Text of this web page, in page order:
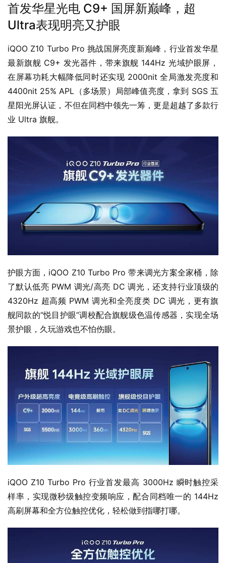
首发华星光电 C9+ 国屏新巅峰，超
Ultra表现明亮又护眼
iQOO Z10 Turbo Pro 挑战国屏亮度新巅峰，行业首发华星
最新旗舰 C9+ 发光器件，带来旗舰 144Hz 光域护眼屏，
在屏幕功耗大幅降低同时还实现 2000nit 全局激发亮度和
4400nit 25% APL（多场景）局部峰值亮度，拿到 SGS 五
星阳光屏认证，不但在同档中领先一筹，更是超越了多款行
业 Ultra 旗舰。
护眼方面，iQOO Z10 Turbo Pro 带来调光方案全家桶，除
了默认低亮 PWM 调光/高亮 DC 调光，还支持行业顶级的
4320Hz 超高频 PWM 调光和全亮度类 DC 调光，更有旗
舰同款的“悦目护眼”调校配合旗舰级色温传感器，实现全场
景护眼，久玩游戏也不怕伤眼。
iQOO Z10 Turbo Pro 行业首发最高 3000Hz 瞬时触控采
样率，实现微秒级触控变频响应，配合同档唯一的 144Hz
高刷屏幕和全方位触控优化，轻松做到指哪打哪。